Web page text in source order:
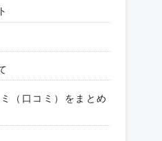
（口コミ）をまとめ